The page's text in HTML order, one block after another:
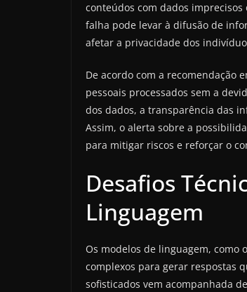
conteúdos com dados imprecisos
falha pode levar à difusão de
afetar a privacidade dos
De acordo com a recomendação
pessoais processados sem a
dos dados, a transparência das
Assim, o alerta sobre a
para mitigar riscos e reforçar o
Desafios
Linguagem
Os modelos de linguagem, como
complexos para gerar respostas
sofisticados vem acompanhada